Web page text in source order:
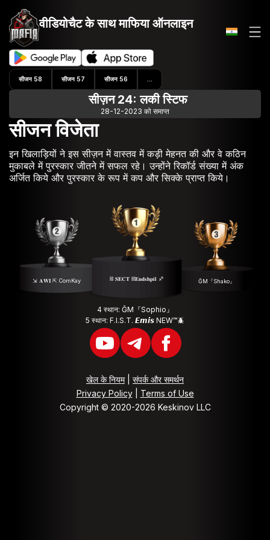
वीडियोचैट के साथमाफिया ऑनलाइन
सीजन 58 सीजन 57 सीजन 56
सीज़न 24: लकी स्टिफ
28-12-2023 को समाप्त
सीजन विजेता
इन खिलाड़ियों ने इस सीज़न में वास्तव में कड़ी मेहनत की और वे कठिन
मुकाबले में पुरस्कार जीतने में सफल रहे। उन्होंने रिकॉर्ड संख्या में अंक
अर्जित किये और पुरस्कार के रूप में कप और सिक्के प्राप्त किये।
⛓ 𝐒𝐄𝐂𝐓 ⛓𝐄𝐧𝐝𝐬𝐡𝐩𝐢𝐥 ♐️
⇲ 𝐀𝐖𝐈 ⇱ ComKay ĞM『Shako』
4 स्थान: ĞM『Sophio』
5 स्थान: F.I.S.T. 𝙀𝙢𝙞𝙨 NEW™🪲
खेल के नियम| संपर्क और समर्थन
Privacy Policy| Terms of Use
Copyright © 2020-2026 Keskinov LLC